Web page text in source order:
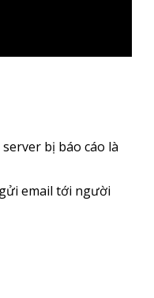
bị báo cáo là
email tới người